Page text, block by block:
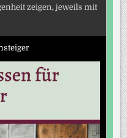
zeigen, jeweils mit